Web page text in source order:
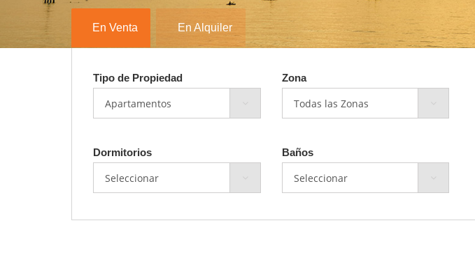
En Venta En Alquiler
Tipo de Propiedad Zona
Dormitorios Baños